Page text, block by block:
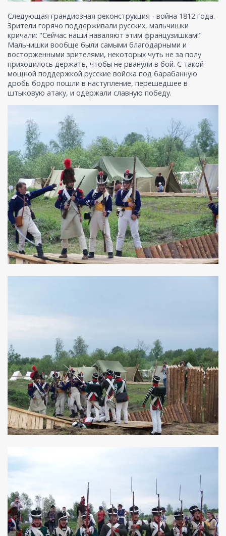
Следующая грандиозная реконструкция - война 1812 года.
Зрители горячо поддерживали русских, мальчишки
кричали: "Сейчас наши наваляют этим французишкам!"
Мальчишки вообще были самыми благодарными и
восторженными зрителями, некоторых чуть не за полу
приходилось держать, чтобы не рванули в бой. С такой
мощной поддержкой русские войска под барабанную
дробь бодро пошли в наступление, перешедшее в
штыковую атаку, и одержали славную победу.